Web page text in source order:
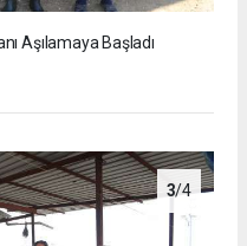
Aşılamaya Başladı
3/4